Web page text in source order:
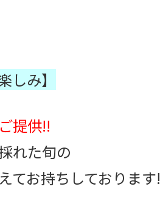
しみ】
提供!!
れた旬の
てお持ちしております!